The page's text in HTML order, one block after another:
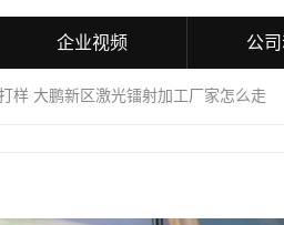
企业视频 公
样 大鹏新区激光镭射加工厂家怎么走